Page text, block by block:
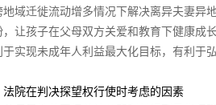
地域迁徙流动增多情况下解决离异夫妻异
，让孩子在父母双方关爱和教育下健康成
于实现未成年人利益最大化目标，有利于
法院在判决探望权行使时考虑的因素